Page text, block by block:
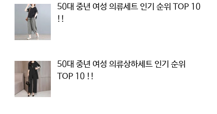
50대 중년 여성 의류세트 인기 순위 TOP 10
!!
50대 중년 여성 의류상하세트 인기 순위
TOP 10 !!